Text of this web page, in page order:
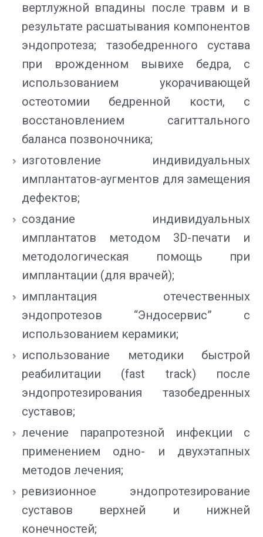
вертлужной впадины после травм и в
результате расшатывания компонентов
эндопротеза; тазобедренного сустава
при врожденном вывихе бедра, с
использованием укорачивающей
остеотомии бедренной кости, с
восстановлением сагиттального
баланса позвоночника;
изготовление индивидуальных
имплантатов-аугментов для замещения
дефектов;
создание индивидуальных
имплантатов методом 3D-печати и
методологическая помощь при
имплантации (для врачей);
имплантация отечественных
эндопротезов “Эндосервис” с
использованием керамики;
использование методики быстрой
реабилитации (fast traсk) после
эндопротезирования тазобедренных
суставов;
лечение парапротезной инфекции с
применением одно- и двухэтапных
методов лечения;
ревизионное эндопротезирование
суставов верхней и нижней
конечностей;